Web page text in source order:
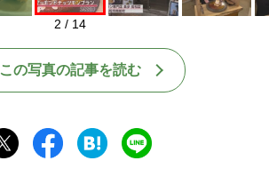
2 / 14
この写真の記事を読む